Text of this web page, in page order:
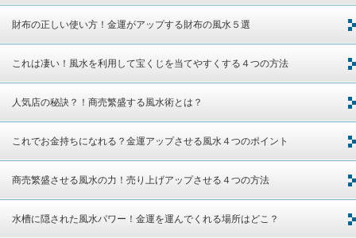
財布の正しい使い方！金運がアップする財布の風水５選
これは凄い！風水を利用して宝くじを当てやすくする４つの方法
人気店の秘訣？！商売繁盛する風水術とは？
これでお金持ちになれる？金運アップさせる風水４つのポイント
商売繁盛させる風水の力！売り上げアップさせる４つの方法
水槽に隠された風水パワー！金運を運んでくれる場所はどこ？